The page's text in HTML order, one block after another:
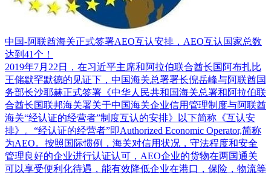
中国-阿联酋海关正式签署AEO互认安排，AEO互认国家总数
达到41个！
2019年7月22日，在习近平主席和阿拉伯联合酋长国阿布扎比
王储默罕默德的见证下，中国海关总署署长倪岳峰与阿联酋国
务部长沙耶赫正式签署《中华人民共和国海关总署和阿拉伯联
合酋长国联邦海关署关于中国海关企业信用管理制度与阿联酋
海关“经认证的经营者”制度互认的安排》以下简称《互认安
排》。“经认证的经营者”即Authorized Economic Operator,简称
为AEO。按照国际惯例，海关对信用状况，守法程度和安全
管理良好的企业进行认证认可，AEO企业的货物在两国通关
可以享受便利化待遇，能有效降低企业在港口，保险，物流等